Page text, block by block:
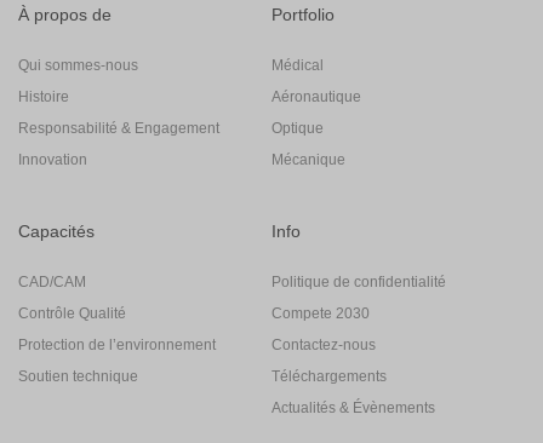
À propos de
Qui sommes-nous
Histoire
Responsabilité & Engagement
Innovation
Portfolio
Médical
Aéronautique
Optique
Mécanique
Capacités
CAD/CAM
Contrôle Qualité
Protection de l’environnement
Soutien technique
Info
Politique de confidentialité
Compete 2030
Contactez-nous
Téléchargements
Actualités & Évènements